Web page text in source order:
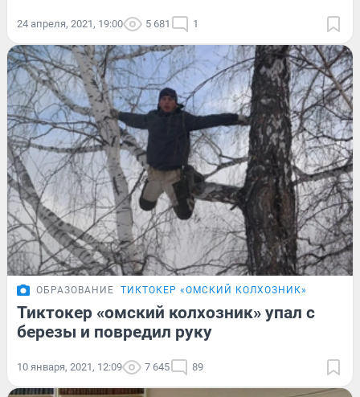
24 апреля, 2021, 19:00 5 681 1
ОБРАЗОВАНИЕ ТИКТОКЕР «ОМСКИЙ КОЛХОЗНИК»
Тиктокер «омский колхозник» упал с
березы и повредил руку
10 января, 2021, 12:09 7 645 89